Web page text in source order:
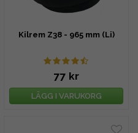
Kilrem Z38 - 965 mm (Li)
77 kr
LÄGG I VARUKORG